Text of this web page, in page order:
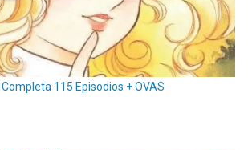
115 Episodios + OVAS